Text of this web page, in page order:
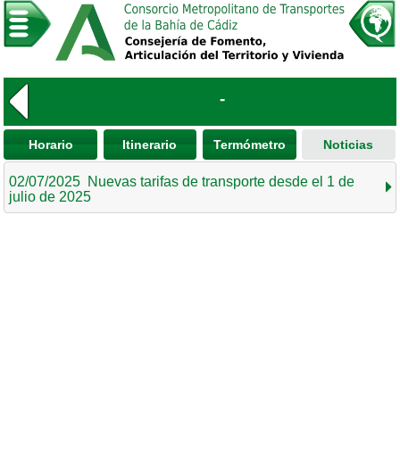
-
Horario Itinerario Termómetro Noticias
02/07/2025 Nuevas tarifas de transporte desde el 1 de
julio de 2025